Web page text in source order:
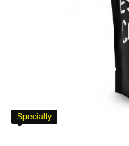
Specialty